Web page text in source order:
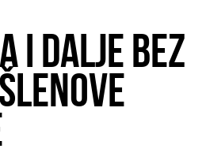
I DALJE BEZ